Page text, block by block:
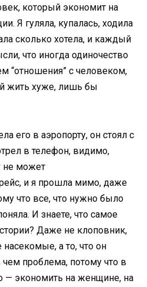
который экономит на
Я гуляла, купалась, ходила
сколько хотела, и каждый
что иногда одиночество
“отношения” с человеком,
жить хуже, лишь бы
его в аэропорту, он стоял с
в телефон, видимо,
не может
рейс, и я прошла мимо, даже
что все, что нужно было
И знаете, что самое
Даже не клоповник,
насекомые, а то, что он
проблема, потому что в
— экономить на женщине, на